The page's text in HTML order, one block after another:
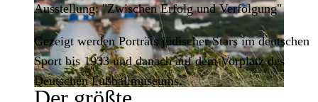
Ausstellung: "Zwischen Erfolg und Verfolgung"
Gezeigt werden Porträts jüdischer Stars im deutschen
Sport bis 1933 und danach auf dem Vorplatz des
Deutschen Fußballmuseums.